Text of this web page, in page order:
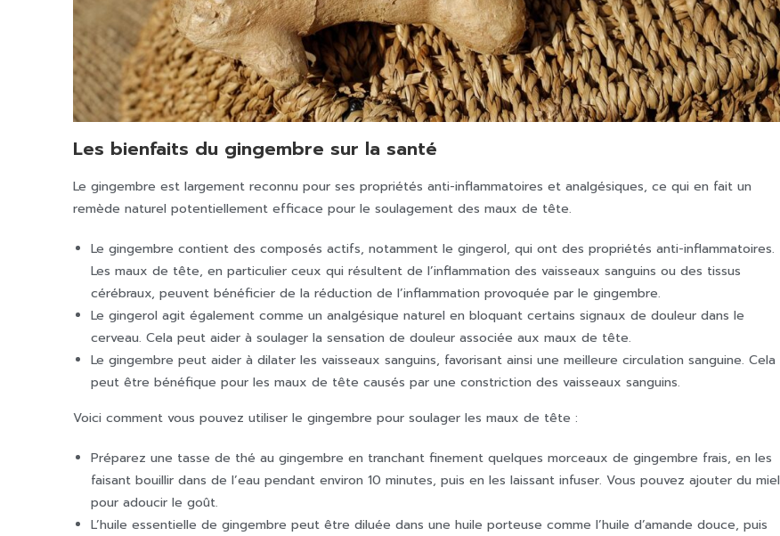
Les bienfaits du gingembre sur la santé
Le gingembre est largement reconnu pour ses propriétés anti-inflammatoires et analgésiques, ce qui en fait un
remède naturel potentiellement efficace pour le soulagement des maux de tête.
Le gingembre contient des composés actifs, notamment le gingerol, qui ont des propriétés anti-inflammatoires.
Les maux de tête, en particulier ceux qui résultent de l’inflammation des vaisseaux sanguins ou des tissus
cérébraux, peuvent bénéficier de la réduction de l’inflammation provoquée par le gingembre.
Le gingerol agit également comme un analgésique naturel en bloquant certains signaux de douleur dans le
cerveau. Cela peut aider à soulager la sensation de douleur associée aux maux de tête.
Le gingembre peut aider à dilater les vaisseaux sanguins, favorisant ainsi une meilleure circulation sanguine. Cela
peut être bénéfique pour les maux de tête causés par une constriction des vaisseaux sanguins.
Voici comment vous pouvez utiliser le gingembre pour soulager les maux de tête :
Préparez une tasse de thé au gingembre en tranchant finement quelques morceaux de gingembre frais, en les
faisant bouillir dans de l’eau pendant environ 10 minutes, puis en les laissant infuser. Vous pouvez ajouter du miel
pour adoucir le goût.
L’huile essentielle de gingembre peut être diluée dans une huile porteuse comme l’huile d’amande douce, puis